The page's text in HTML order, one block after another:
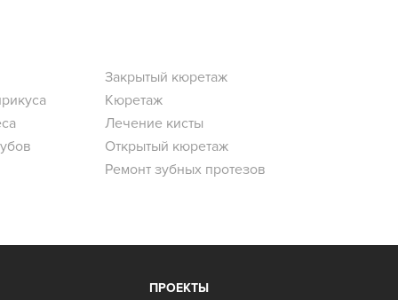
Закрытый кюретаж
Кюретаж
Лечение кисты
Открытый кюретаж
Ремонт зубных протезов
ПРОЕКТЫ